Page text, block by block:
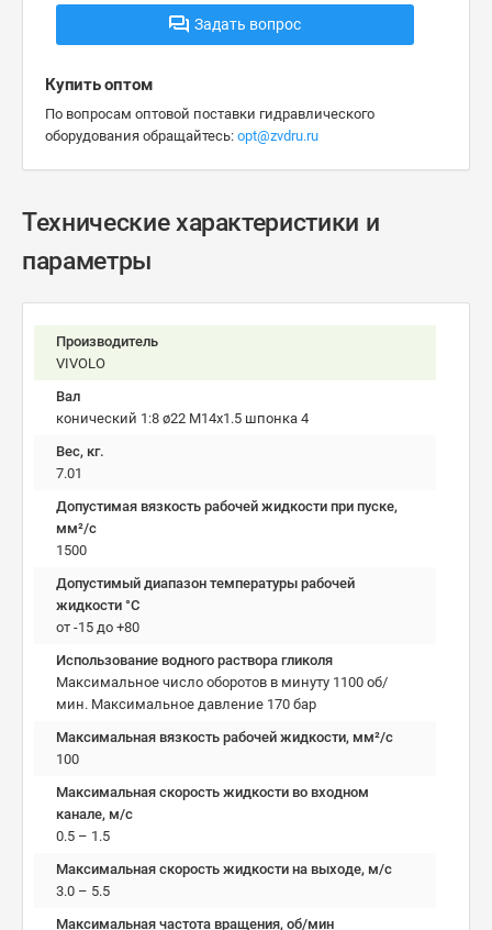
Задать вопрос
Купить оптом
По вопросам оптовой поставки гидравлического
оборудования обращайтесь: opt@zvdru.ru
Технические характеристики и
параметры
Производитель
VIVOLO
Вал
конический 1:8 ø22 M14x1.5 шпонка 4
Вес, кг.
7.01
Допустимая вязкость рабочей жидкости при пуске,
мм²/c
1500
Допустимый диапазон температуры рабочей
жидкости °C
от -15 до +80
Использование водного раствора гликоля
Максимальное число оборотов в минуту 1100 об/
мин. Максимальное давление 170 бар
Максимальная вязкость рабочей жидкости, мм²/c
100
Максимальная скорость жидкости во входном
канале, м/с
0.5 – 1.5
Максимальная скорость жидкости на выходе, м/с
3.0 – 5.5
Максимальная частота вращения, об/мин